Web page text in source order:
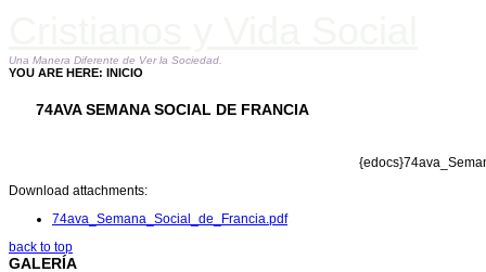
Una Manera Diferente de Ver la Sociedad.
YOU ARE HERE: INICIO
74AVA SEMANA SOCIAL DE FRANCIA
Download attachments:
74ava_Semana_Social_de_Francia.pdf
back to top
GALERÍA